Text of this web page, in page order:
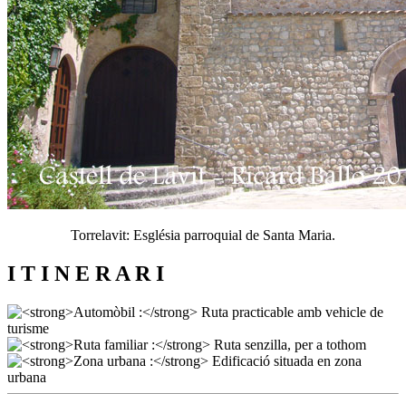
Torrelavit: Església parroquial de Santa Maria.
I T I N E R A R I